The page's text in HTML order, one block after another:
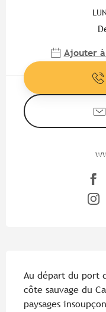
Ajouter
Au départ du port
côte sauvage du
paysages